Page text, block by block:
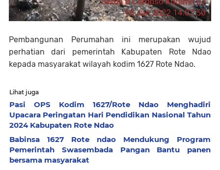
Pembangunan Perumahan ini merupakan wujud
perhatian dari pemerintah Kabupaten Rote Ndao
kepada masyarakat wilayah kodim 1627 Rote Ndao.
Lihat juga
Pasi OPS Kodim 1627/Rote Ndao Menghadiri
Upacara Peringatan Hari Pendidikan Nasional Tahun
2024 Kabupaten Rote Ndao
Babinsa 1627 Rote ndao Mendukung Program
Pemerintah Swasembada Pangan Bantu panen
bersama masyarakat